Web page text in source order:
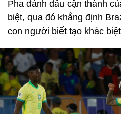
Pha đánh đầu cận thành
biệt, qua đó khẳng định
con người biết tạo khác